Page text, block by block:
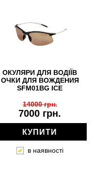
ОКУЛЯРИ ДЛЯ ВОДІЇВ
ОЧКИ ДЛЯ ВОЖДЕНИЯ
SFM01BG ICE
7000 грн.
14000 грн.
КУПИТИ
в наявності